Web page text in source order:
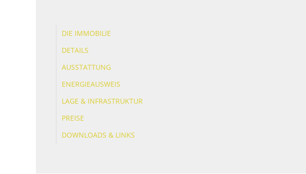
DIE IMMOBILIE
DETAILS
AUSSTATTUNG
ENERGIEAUSWEIS
LAGE & INFRASTRUKTUR
PREISE
DOWNLOADS & LINKS